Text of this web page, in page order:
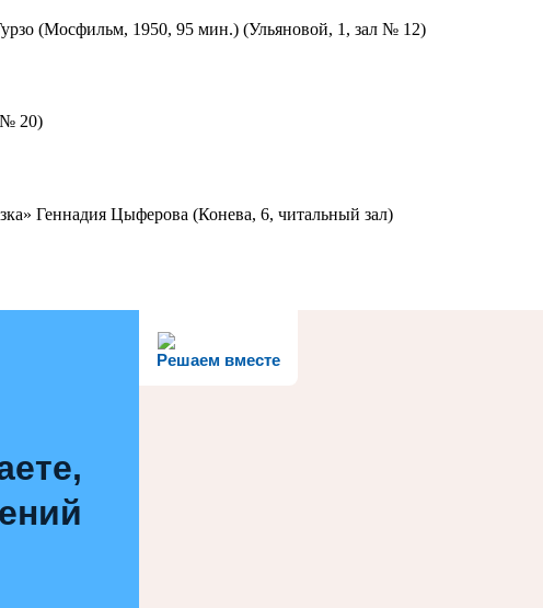
(Мосфильм, 1950, 95 мин.) (Ульяновой, 1, зал № 12)
№ 20)
Геннадия Цыферова (Конева, 6, читальный зал)
Решаем вместе